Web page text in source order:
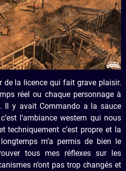
de la licence qui fait grave plaisir.
réel ou chaque personnage à
Il y avait Commando a la sauce
l’ambiance western qui nous
techniquement c’est propre et la
m’a permis de bien le
tous mes réflexes sur les
n’ont pas trop changés et